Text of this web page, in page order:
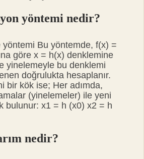
yöntemi nedir?
yöntemi Bu yöntemde, f(x) =
göre x = h(x) denklemine
yinelemeyle bu denklemi
doğrulukta hesaplanır.
bir kök ise; Her adımda,
(yinelemeler) ile yeni
bulunur: x1 = h (x0) x2 = h
nedir?